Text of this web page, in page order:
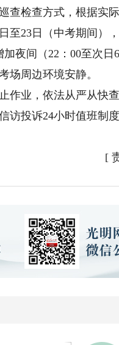
检查方式，根据实
至23日（中考期间）
夜间（22：00至次日
场周边环境安静。
业，依法从严从快
访投诉24小时值班制
[